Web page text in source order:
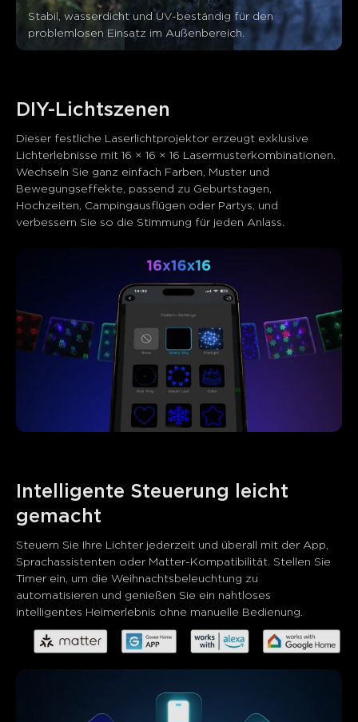
Stabil, wasserdicht und UV-beständig für den
problemlosen Einsatz im Außenbereich.
DIY-Lichtszenen
Dieser festliche Laserlichtprojektor erzeugt exklusive
Lichterlebnisse mit 16 × 16 × 16 Lasermusterkombinationen.
Wechseln Sie ganz einfach Farben, Muster und
Bewegungseffekte, passend zu Geburtstagen,
Hochzeiten, Campingausflügen oder Partys, und
verbessern Sie so die Stimmung für jeden Anlass.
Intelligente Steuerung leicht
gemacht
Steuern Sie Ihre Lichter jederzeit und überall mit der App,
Sprachassistenten oder Matter-Kompatibilität. Stellen Sie
Timer ein, um die Weihnachtsbeleuchtung zu
automatisieren und genießen Sie ein nahtloses
intelligentes Heimerlebnis ohne manuelle Bedienung.